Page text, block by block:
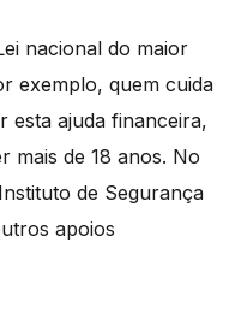
nacional do maior
exemplo, quem cuida
esta ajuda financeira,
mais de 18 anos. No
de Segurança
apoios